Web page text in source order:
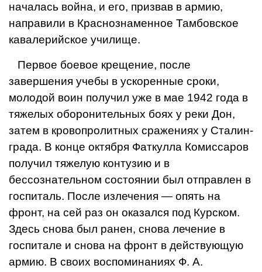
началась война, и его, призвав в армию,
направили в Красно­знаменное Тамбовское
кавалерий­ское училище.
Первое боевое крещение, после
завершения учебы в ускоренные сроки,
молодой воин получил уже в мае 1942 года в
тяжелых оборони­тельных боях у реки Дон,
затем в кро­вопролитных сражениях у Сталин­
града. В конце октября Фаткулла Ко­миссаров
получил тяжелую конту­зию и в
бессознательном состоянии был отправлен в
госпиталь. После излечения — опять на
фронт, на сей раз он оказался под Курском.
Здесь снова был ранен, снова лечение в
госпитале и снова на фронт в дей­ствующую
армию. В своих воспоми­наниях Ф. А.